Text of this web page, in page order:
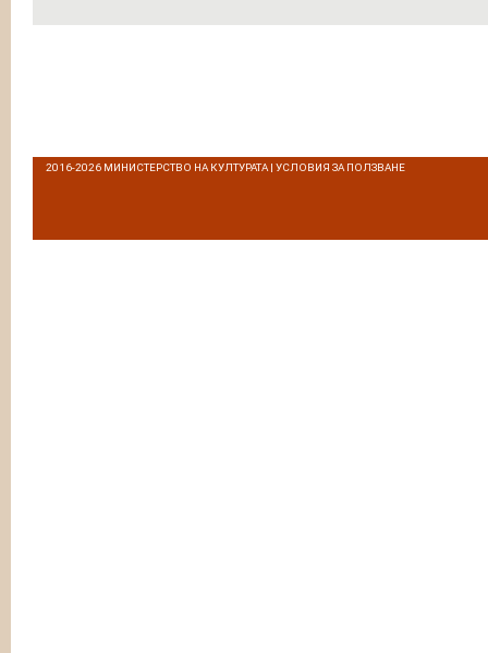
2016-2026 МИНИСТЕРСТВО НА КУЛТУРАТА | УСЛОВИЯ ЗА ПОЛЗВАНЕ